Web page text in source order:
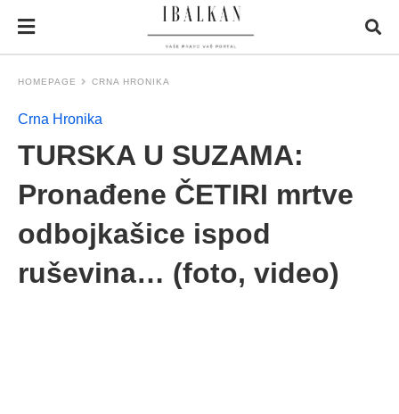
HOMEPAGE CRNA HRONIKA
Crna Hronika
TURSKA U SUZAMA:
Pronađene ČETIRI mrtve
odbojkašice ispod
ruševina… (foto, video)